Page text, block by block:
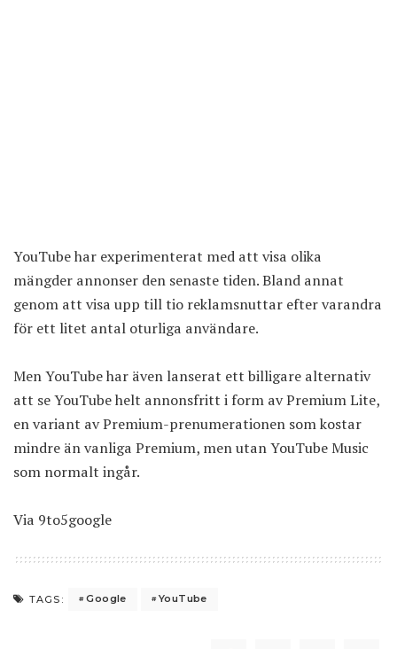
YouTube har experimenterat med att visa olika
mängder annonser den senaste tiden. Bland annat
genom att visa upp till tio reklamsnuttar efter varandra
för ett litet antal oturliga användare.
Men YouTube har även lanserat ett billigare alternativ
att se YouTube helt annonsfritt i form av Premium Lite,
en variant av Premium-prenumerationen som kostar
mindre än vanliga Premium, men utan YouTube Music
som normalt ingår.
Via 9to5google
TAGS: Google YouTube